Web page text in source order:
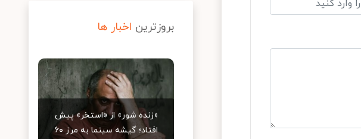
بروزترین اخبار ها
«زنده شور» از «استخر» پیش
افتاد؛ گیشه سینما به مرز ۶۰